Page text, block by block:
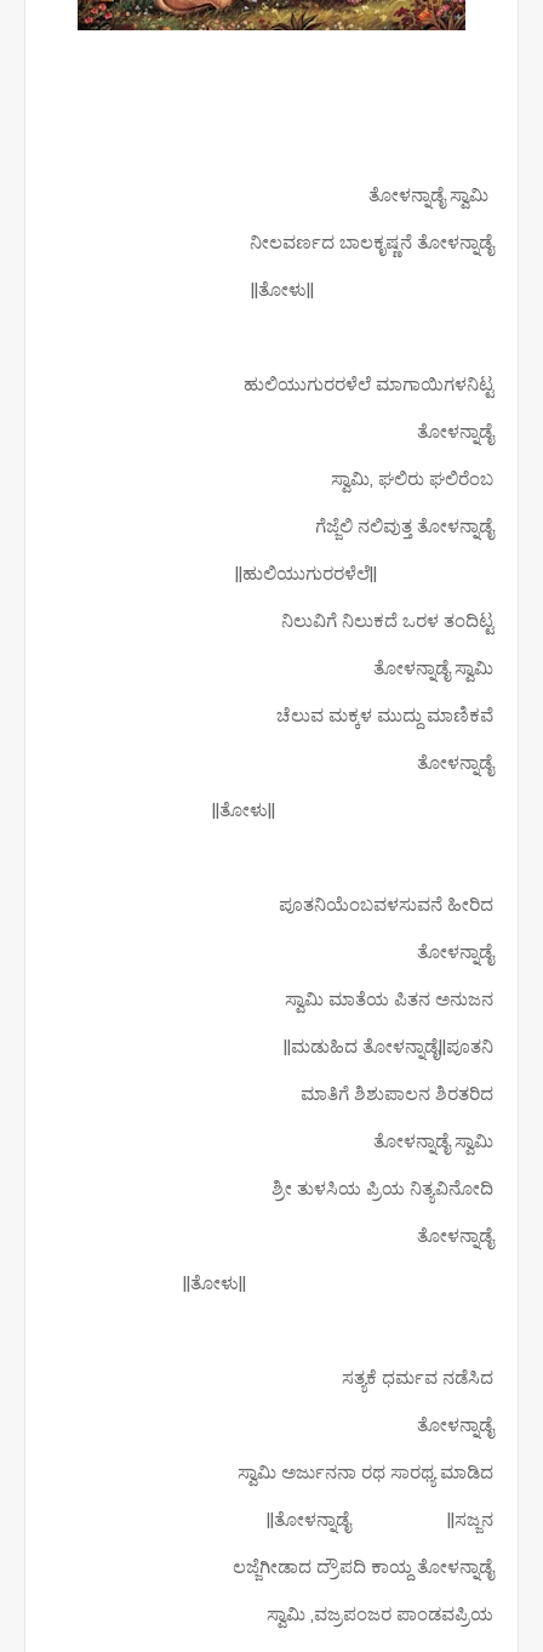
ನೀಲವರ್ಣದ ಬಾಲಕೃಷ್ಣನೆ ತೋಳನ್ನಾಡೈ
||ತೋಳು||
ಹುಲಿಯುಗುರರಳೆಲೆ ಮಾಗಾಯಿಗಳನಿಟ್ಟ
ತೋಳನ್ನಾಡೈ
ಸ್ವಾಮಿ, ಘಲಿರು ಘಲಿರೆಂಬ
ಗೆಜ್ಜೆಲಿ ನಲಿವುತ್ತ ತೋಳನ್ನಾಡೈ
||ಹುಲಿಯುಗುರರಳೆಲೆ||
ನಿಲುವಿಗೆ ನಿಲುಕದೆ ಒರಳ ತಂದಿಟ್ಟ
ತೋಳನ್ನಾಡೈ ಸ್ವಾಮಿ
ಚೆಲುವ ಮಕ್ಕಳ ಮುದ್ದು ಮಾಣಿಕವೆ
ತೋಳನ್ನಾಡೈ
||ತೋಳು||
ಪೂತನಿಯೆಂಬವಳಸುವನೆ ಹೀರಿದ
ತೋಳನ್ನಾಡೈ
ಸ್ವಾಮಿ ಮಾತೆಯ ಪಿತನ ಅನುಜನ
ಮಡುಹಿದ ತೋಳನ್ನಾಡೈ||ಪೂತನಿ||
ಮಾತಿಗೆ ಶಿಶುಪಾಲನ ಶಿರತರಿದ
ತೋಳನ್ನಾಡೈ ಸ್ವಾಮಿ
ಶ್ರೀ ತುಳಸಿಯ ಪ್ರಿಯ ನಿತ್ಯವಿನೋದಿ
ತೋಳನ್ನಾಡೈ
||ತೋಳು||
ಸತ್ಯಕೆ ಧರ್ಮವ ನಡೆಸಿದ
ತೋಳನ್ನಾಡೈ
ಸ್ವಾಮಿ ಅರ್ಜುನನಾ ರಥ ಸಾರಥ್ಯ ಮಾಡಿದ
ತೋಳನ್ನಾಡೈ ||ಸಜ್ಜನ||
ಲಜ್ಜೆಗೀಡಾದ ದ್ರೌಪದಿ ಕಾಯ್ದ ತೋಳನ್ನಾಡೈ
ಸ್ವಾಮಿ ,ವಜ್ರಪಂಜರ ಪಾಂಡವಪ್ರಿಯ